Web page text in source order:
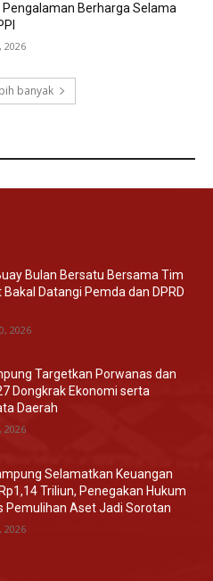
Pengalaman Berharga Selama
2026
banyak
Bulan Bersatu Bersama Tim
Datangi Pemda dan DPRD
2026
Targetkan Porwanas dan
Dongkrak Ekonomi serta
Daerah
2026
Selamatkan Keuangan
Triliun, Penegakan Hukum
Pemulihan Aset Jadi Sorotan
2026